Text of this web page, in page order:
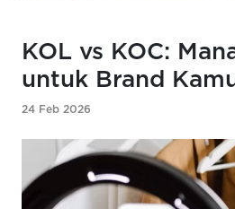
KOL vs KOC:
untuk Brand
24 Feb 2026